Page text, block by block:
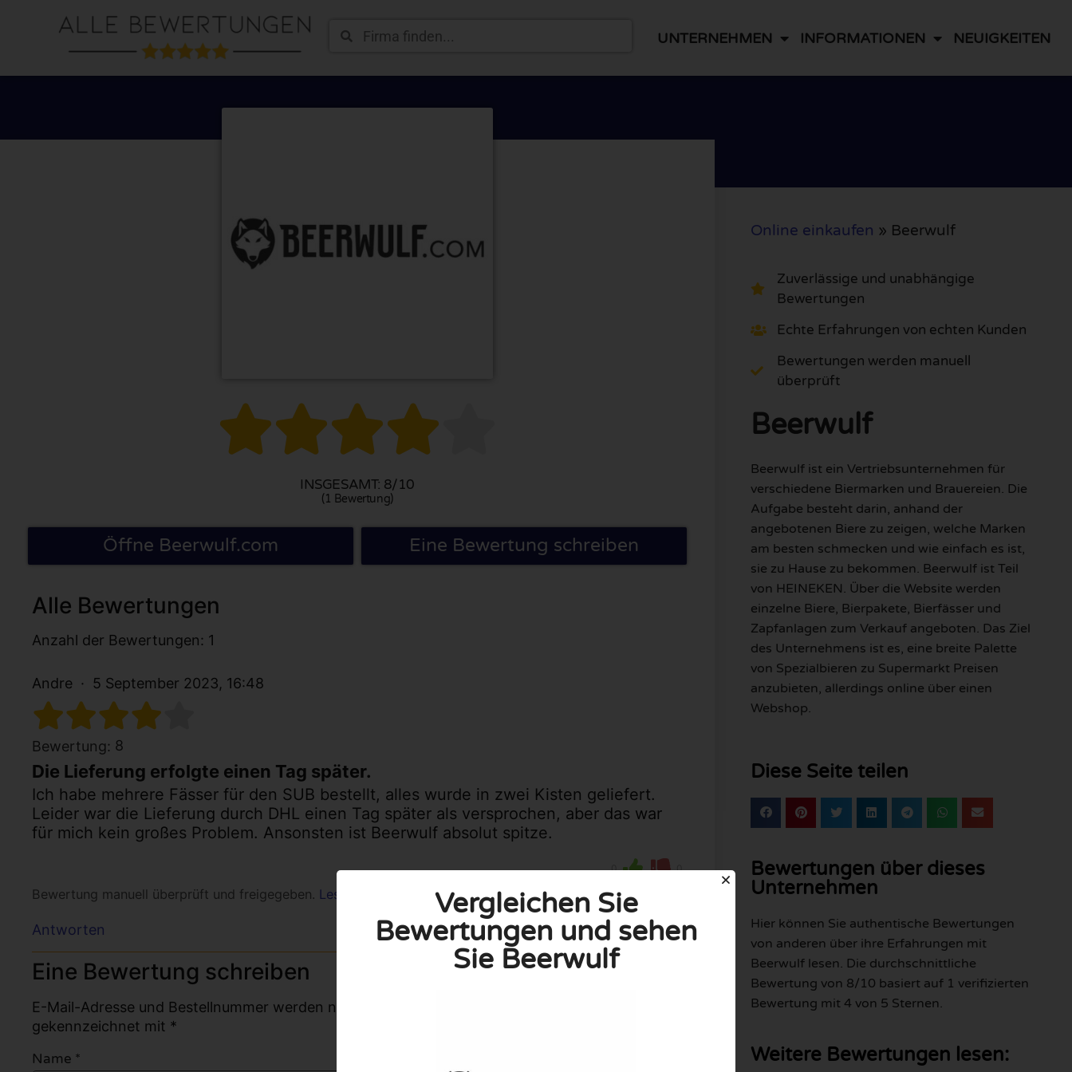
UNTERNEHMEN INFORMATIONEN NEUIGKEITEN

INSGESAMT: 8/10
(1 Bewertung)
Öffne Beerwulf.com Eine Bewertung schreiben
Alle Bewertungen
Anzahl der Bewertungen: 1
Andre 5 September 2023, 16:48
Bewertung: 8
Die Lieferung erfolgte einen Tag später.
Ich habe mehrere Fässer für den SUB bestellt, alles wurde in zwei Kisten geliefert.
Leider war die Lieferung durch DHL einen Tag später als versprochen, aber das war
für mich kein großes Problem. Ansonsten ist Beerwulf absolut spitze.
0 0
Bewertung manuell überprüft und freigegeben. Lesen Sie unsere Richtlinien
Antworten
Eine Bewertung schreiben
E-Mail-Adresse und Bestellnummer werden nicht veröffentlicht. Pflichtfelder sind
gekennzeichnet mit *
Name *
Online einkaufen » Beerwulf
Zuverlässige und unabhängige
Bewertungen
Echte Erfahrungen von echten Kunden
Bewertungen werden manuell
überprüft
Beerwulf
Beerwulf ist ein Vertriebsunternehmen für
verschiedene Biermarken und Brauereien. Die
Aufgabe besteht darin, anhand der
angebotenen Biere zu zeigen, welche Marken
am besten schmecken und wie einfach es ist,
sie zu Hause zu bekommen. Beerwulf ist Teil
von HEINEKEN. Über die Website werden
einzelne Biere, Bierpakete, Bierfässer und
Zapfanlagen zum Verkauf angeboten. Das Ziel
des Unternehmens ist es, eine breite Palette
von Spezialbieren zu Supermarkt Preisen
anzubieten, allerdings online über einen
Webshop.
Diese Seite teilen
Bewertungen über dieses
Unternehmen
Hier können Sie authentische Bewertungen
von anderen über ihre Erfahrungen mit
Beerwulf lesen. Die durchschnittliche
Bewertung von 8/10 basiert auf 1 verifizierten
Bewertung mit 4 von 5 Sternen.
Weitere Bewertungen lesen:
Vergleichen Sie
Bewertungen und sehen
Sie Beerwulf